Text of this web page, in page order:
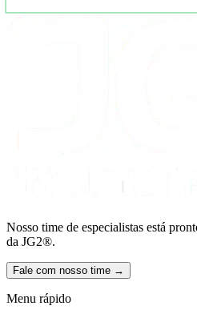
Nosso time de especialistas está
da JG2®.
Fale com nosso time →
Menu rápido